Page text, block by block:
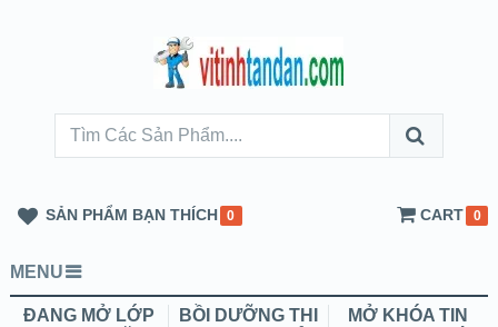
SẢN PHẨM BẠN THÍCH 0 CART 0
MENU
ĐANG MỞ LỚP
BỒI DƯỠNG THI
MỞ KHÓA TIN